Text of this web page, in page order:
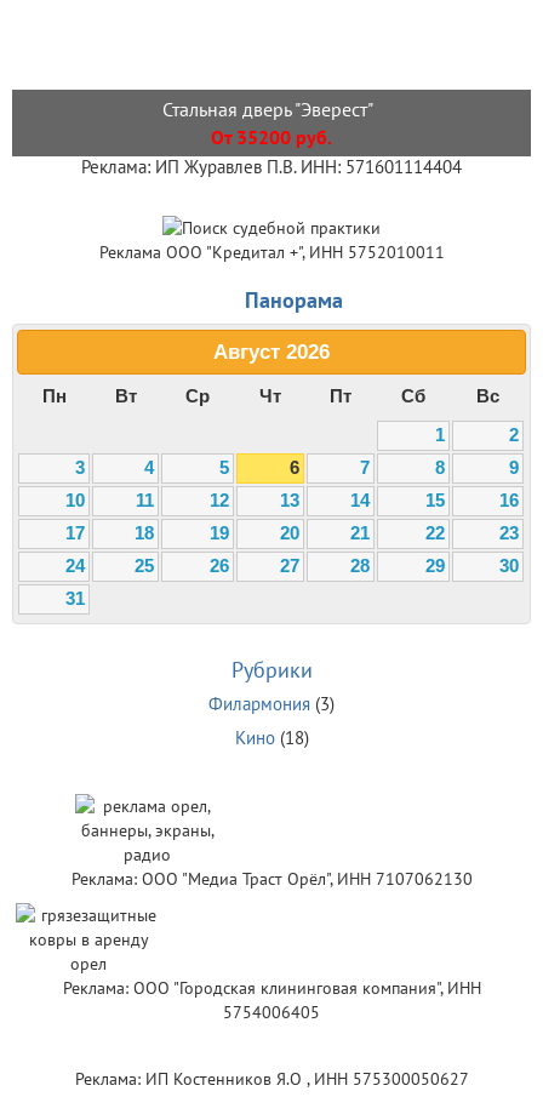
Стальная дверь "Эверест"
От 35200 руб.
Реклама: ИП Журавлев П.В. ИНН: 571601114404
Реклама ООО "Кредитал +", ИНН 5752010011
Панорама
Август 2026
Пн Вт Ср Чт Пт Сб
Вс
1
2
3
4 5 6 7 8
9
10
11 12 13 14 15
16
17
18 19 20 21 22
23
24
25 26 27 28 29
30
31
Рубрики
Филармония (3)
Кино(18)
Реклама: ООО "Медиа Траст Орёл", ИНН 7107062130
Реклама: ООО "Городская клининговая компания", ИНН
5754006405
Реклама: ИП Костенников Я.О , ИНН 575300050627